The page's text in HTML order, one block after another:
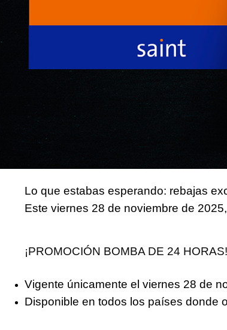
Lo que estabas esperando: rebajas
Este viernes 28 de noviembre de 2025
¡PROMOCIÓN BOMBA DE 24 HORAS!
Vigente únicamente el viernes 28 de
Disponible en todos los países donde